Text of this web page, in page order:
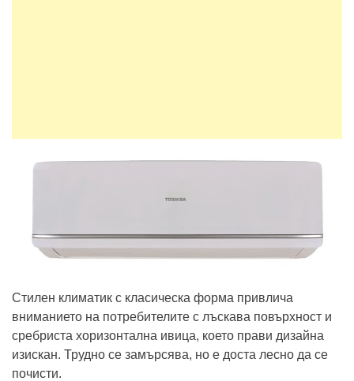
Стилен климатик с класическа форма привлича
вниманието на потребителите с лъскава повърхност и
сребриста хоризонтална ивица, което прави дизайна
изискан. Трудно се замърсява, но е доста лесно да се
почисти.